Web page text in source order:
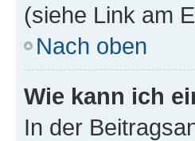
(siehe Link am
Nach oben
Wie kann ich
In der